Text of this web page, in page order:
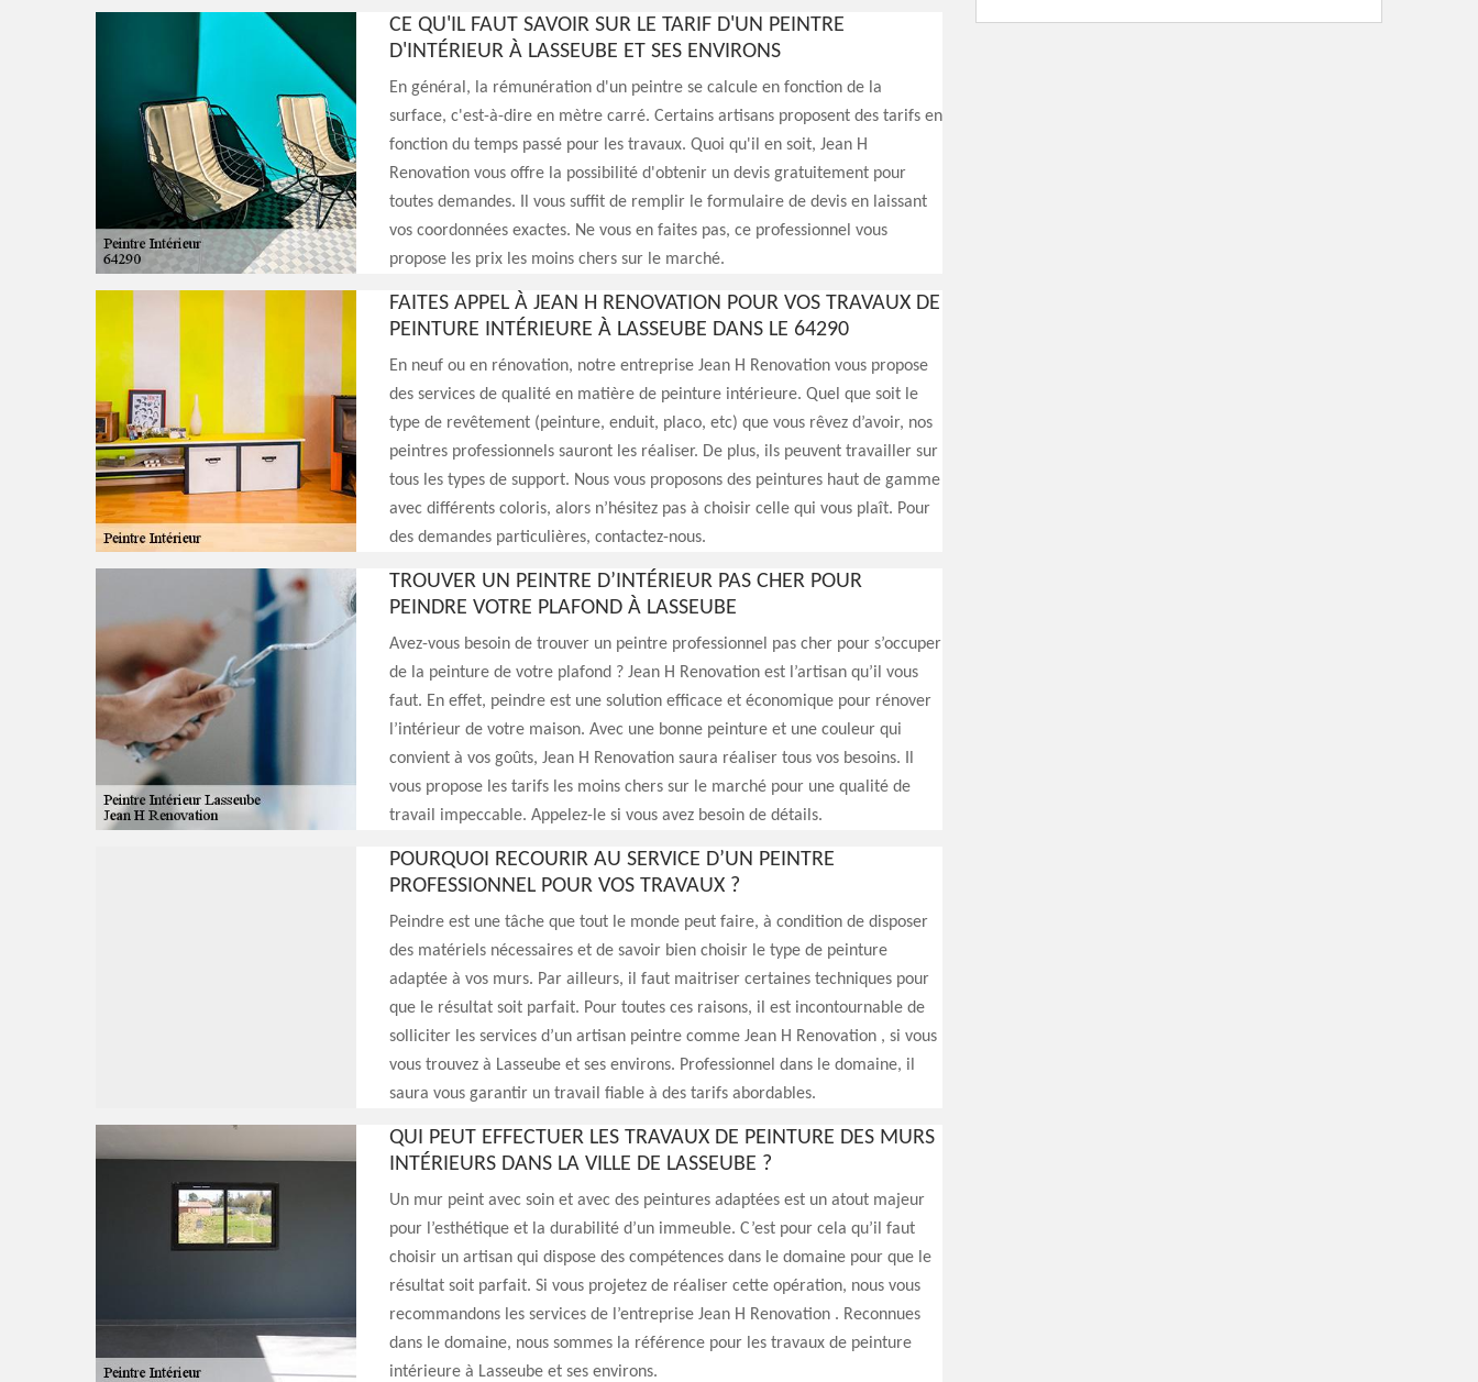
CE QU'IL FAUT SAVOIR SUR LE TARIF D'UN PEINTRE
D'INTÉRIEUR À LASSEUBE ET SES ENVIRONS
En général, la rémunération d'un peintre se calcule en fonction de la
surface, c'est-à-dire en mètre carré. Certains artisans proposent des tarifs en
fonction du temps passé pour les travaux. Quoi qu'il en soit, Jean H
Renovation vous offre la possibilité d'obtenir un devis gratuitement pour
toutes demandes. Il vous suffit de remplir le formulaire de devis en laissant
vos coordonnées exactes. Ne vous en faites pas, ce professionnel vous
propose les prix les moins chers sur le marché.
FAITES APPEL À JEAN H RENOVATION POUR VOS TRAVAUX DE
PEINTURE INTÉRIEURE À LASSEUBE DANS LE 64290
En neuf ou en rénovation, notre entreprise Jean H Renovation vous propose
des services de qualité en matière de peinture intérieure. Quel que soit le
type de revêtement (peinture, enduit, placo, etc) que vous rêvez d’avoir, nos
peintres professionnels sauront les réaliser. De plus, ils peuvent travailler sur
tous les types de support. Nous vous proposons des peintures haut de gamme
avec différents coloris, alors n’hésitez pas à choisir celle qui vous plaît. Pour
des demandes particulières, contactez-nous.
TROUVER UN PEINTRE D’INTÉRIEUR PAS CHER POUR
PEINDRE VOTRE PLAFOND À LASSEUBE
Avez-vous besoin de trouver un peintre professionnel pas cher pour s’occuper
de la peinture de votre plafond ? Jean H Renovation est l’artisan qu’il vous
faut. En effet, peindre est une solution efficace et économique pour rénover
l’intérieur de votre maison. Avec une bonne peinture et une couleur qui
convient à vos goûts, Jean H Renovation saura réaliser tous vos besoins. Il
vous propose les tarifs les moins chers sur le marché pour une qualité de
travail impeccable. Appelez-le si vous avez besoin de détails.
POURQUOI RECOURIR AU SERVICE D’UN PEINTRE
PROFESSIONNEL POUR VOS TRAVAUX ?
Peindre est une tâche que tout le monde peut faire, à condition de disposer
des matériels nécessaires et de savoir bien choisir le type de peinture
adaptée à vos murs. Par ailleurs, il faut maitriser certaines techniques pour
que le résultat soit parfait. Pour toutes ces raisons, il est incontournable de
solliciter les services d’un artisan peintre comme Jean H Renovation , si vous
vous trouvez à Lasseube et ses environs. Professionnel dans le domaine, il
saura vous garantir un travail fiable à des tarifs abordables.
QUI PEUT EFFECTUER LES TRAVAUX DE PEINTURE DES MURS
INTÉRIEURS DANS LA VILLE DE LASSEUBE ?
Un mur peint avec soin et avec des peintures adaptées est un atout majeur
pour l’esthétique et la durabilité d’un immeuble. C’est pour cela qu’il faut
choisir un artisan qui dispose des compétences dans le domaine pour que le
résultat soit parfait. Si vous projetez de réaliser cette opération, nous vous
recommandons les services de l’entreprise Jean H Renovation . Reconnues
dans le domaine, nous sommes la référence pour les travaux de peinture
intérieure à Lasseube et ses environs.